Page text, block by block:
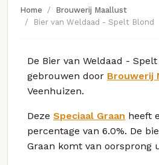
Home
Brouwerij Maallust
Bier van Weldaad - Spelt Blond
De Bier van Weldaad -
gebrouwen door Brouwerij
Veenhuizen.
Deze Speciaal Graan heeft
percentage van 6.0%. De
Graan komt van oorsprong